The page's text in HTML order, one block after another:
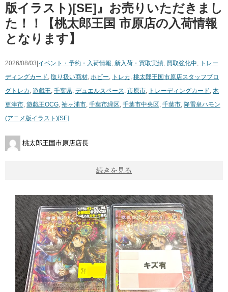
版イラスト)[SE]』お売りいただきまし
た！！【桃太郎王国 市原店の入荷情報
となります】
2026/08/03|イベント・予約・入荷情報 新入荷・買取実績 買取強化中
トレー
ディングカード 取り扱い商材 ホビー トレカ 桃太郎王国市原店スタッフブロ
グ トレカ 遊戯王 千葉県 デュエルスペース 市原市 トレーディングカード 木
更津市 遊戯王OCG 袖ヶ浦市 千葉市緑区 千葉市中央区 千葉市 降雷皇ハモン
(アニメ版イラスト)[SE]
桃太郎王国市原店店長
続きを見る